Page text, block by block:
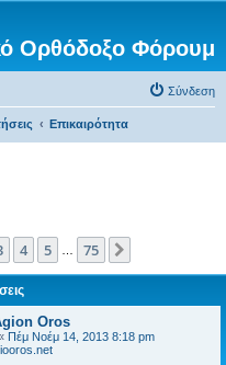
Ορθόδοξο Φόρουμ
Σύνδεση
Επικαιρότητα
75
4 5 75
Oros
Πέμ Νοέμ 14, 2013 8:18 pm